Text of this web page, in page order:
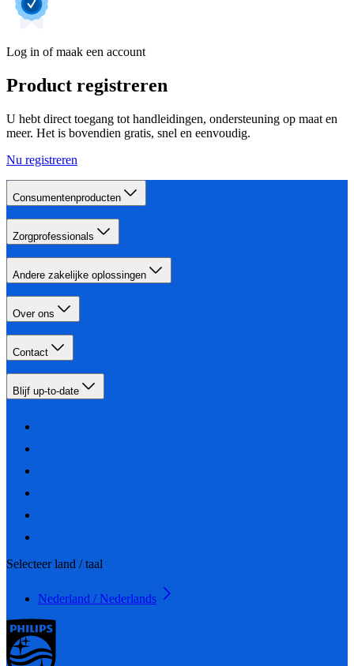
Log in of maak een account
Product registreren
U hebt direct toegang tot handleidingen, ondersteuning op maat en
meer. Het is bovendien gratis, snel en eenvoudig.
Nu registreren
Consumentenproducten
Zorgprofessionals
Andere zakelijke oplossingen
Over ons
Contact
Blijf up-to-date
Selecteer land / taal
Nederland / Nederlands